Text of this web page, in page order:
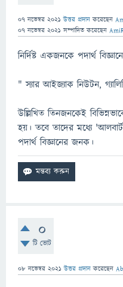
07 নভেম্বর 2021 উত্তর প্রদান করেছেন
07 নভেম্বর 2021 সম্পাদিত করেছেন
নির্দিষ্ট একজনকে পদার্থ
" স্যার আইজ্যাক নিউটন,
উল্লিখিত তিনজনকেই
হয়। তবে তাদের মধ্যে
পদার্থ বিজ্ঞানের জনক।
0
টি ভোট
08 নভেম্বর 2021 উত্তর প্রদান করেছেন